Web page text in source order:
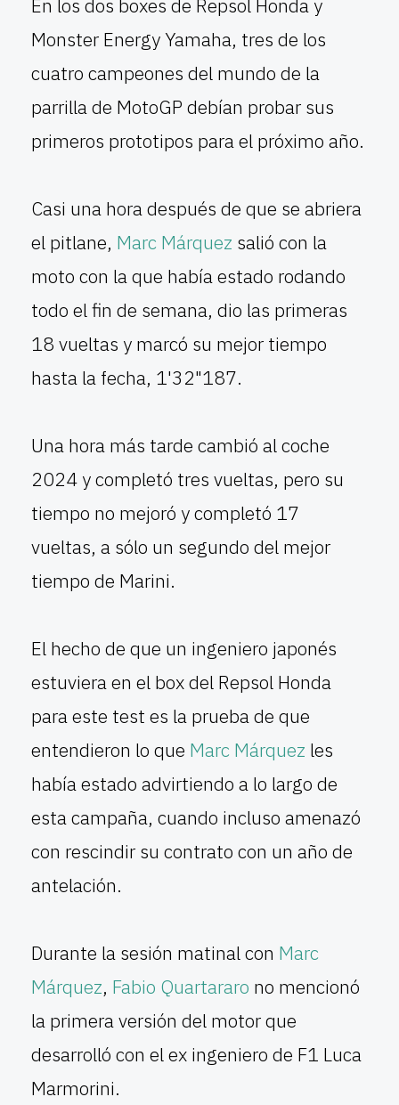
En los dos boxes de Repsol Honda y
Monster Energy Yamaha, tres de los
cuatro campeones del mundo de la
parrilla de MotoGP debían probar sus
primeros prototipos para el próximo año.
Casi una hora después de que se abriera
el pitlane, Marc Márquez salió con la
moto con la que había estado rodando
todo el fin de semana, dio las primeras
18 vueltas y marcó su mejor tiempo
hasta la fecha, 1'32"187.
Una hora más tarde cambió al coche
2024 y completó tres vueltas, pero su
tiempo no mejoró y completó 17
vueltas, a sólo un segundo del mejor
tiempo de Marini.
El hecho de que un ingeniero japonés
estuviera en el box del Repsol Honda
para este test es la prueba de que
entendieron lo que Marc Márquez les
había estado advirtiendo a lo largo de
esta campaña, cuando incluso amenazó
con rescindir su contrato con un año de
antelación.
Durante la sesión matinal con Marc
Márquez, Fabio Quartararo no mencionó
la primera versión del motor que
desarrolló con el ex ingeniero de F1 Luca
Marmorini.